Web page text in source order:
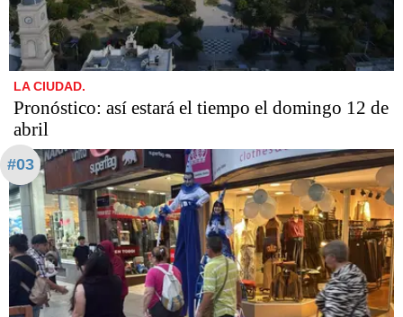
LA CIUDAD.
Pronóstico: así estará el tiempo el domingo 12 de
abril
#03